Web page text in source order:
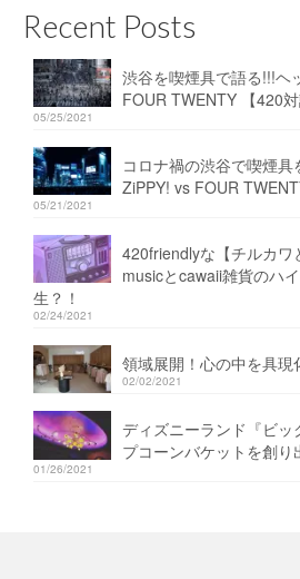
Recent Posts
渋谷を喫煙具で語る!!!ヘ
FOUR TWENTY 【420対
05/25/2021
コロナ禍の渋谷で喫煙
ZiPPY! vs FOUR
05/21/2021
420friendlyな【チルカワ
musicとcawaii雑貨のハ
生？！
02/24/2021
領域展開！心の中を具現
02/02/2021
ディズニーランド『ビッ
プコーンバケットを創り
01/26/2021